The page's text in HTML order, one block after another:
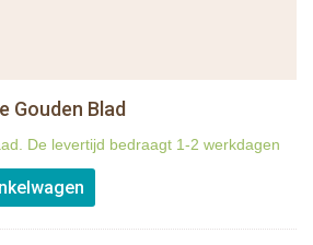
Gouden Blad
De levertijd bedraagt 1-2 werkdagen